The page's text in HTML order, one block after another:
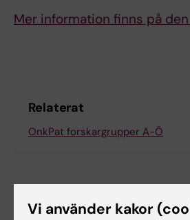
Mer information finns på
Relaterat
OnkPat forskargrupper A-Ö
Vi använder kakor